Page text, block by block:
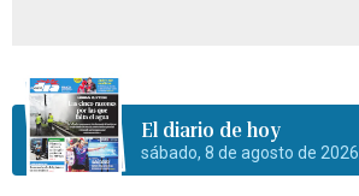
El diario de hoy
sábado, 8 de agosto de 2026